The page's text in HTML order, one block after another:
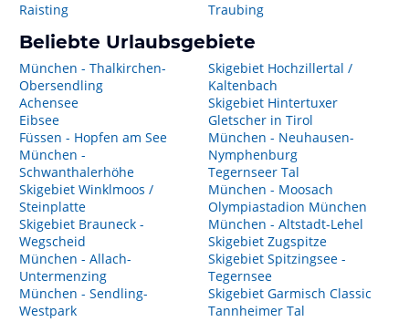
Raisting
Traubing
Beliebte Urlaubsgebiete
München - Thalkirchen-
Obersendling
Achensee
Eibsee
Füssen - Hopfen am See
München -
Schwanthalerhöhe
Skigebiet Winklmoos /
Steinplatte
Skigebiet Brauneck -
Wegscheid
München - Allach-
Untermenzing
München - Sendling-
Westpark
Skigebiet Hochzillertal /
Kaltenbach
Skigebiet Hintertuxer
Gletscher in Tirol
München - Neuhausen-
Nymphenburg
Tegernseer Tal
München - Moosach
Olympiastadion München
München - Altstadt-Lehel
Skigebiet Zugspitze
Skigebiet Spitzingsee -
Tegernsee
Skigebiet Garmisch Classic
Tannheimer Tal